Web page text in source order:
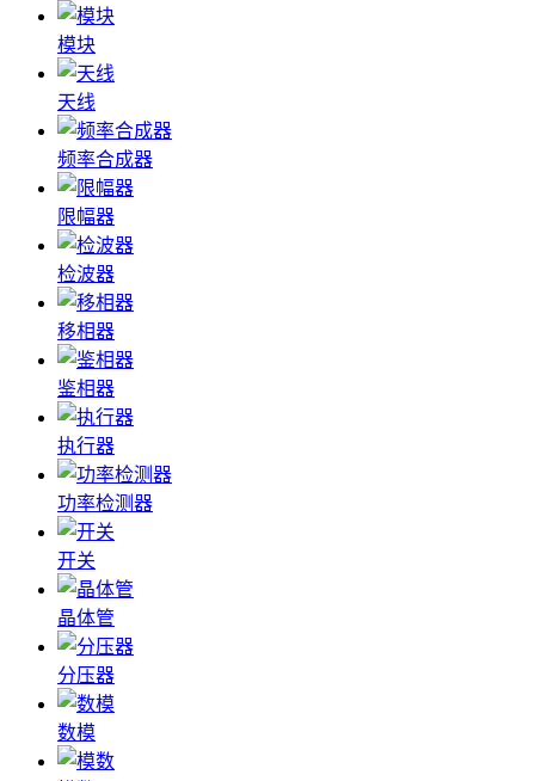
模块
天线
频率合成器
限幅器
检波器
移相器
鉴相器
执行器
功率检测器
开关
晶体管
分压器
数模